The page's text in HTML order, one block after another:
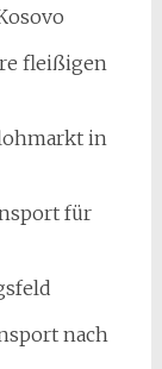
fleißigen
in
für
nach